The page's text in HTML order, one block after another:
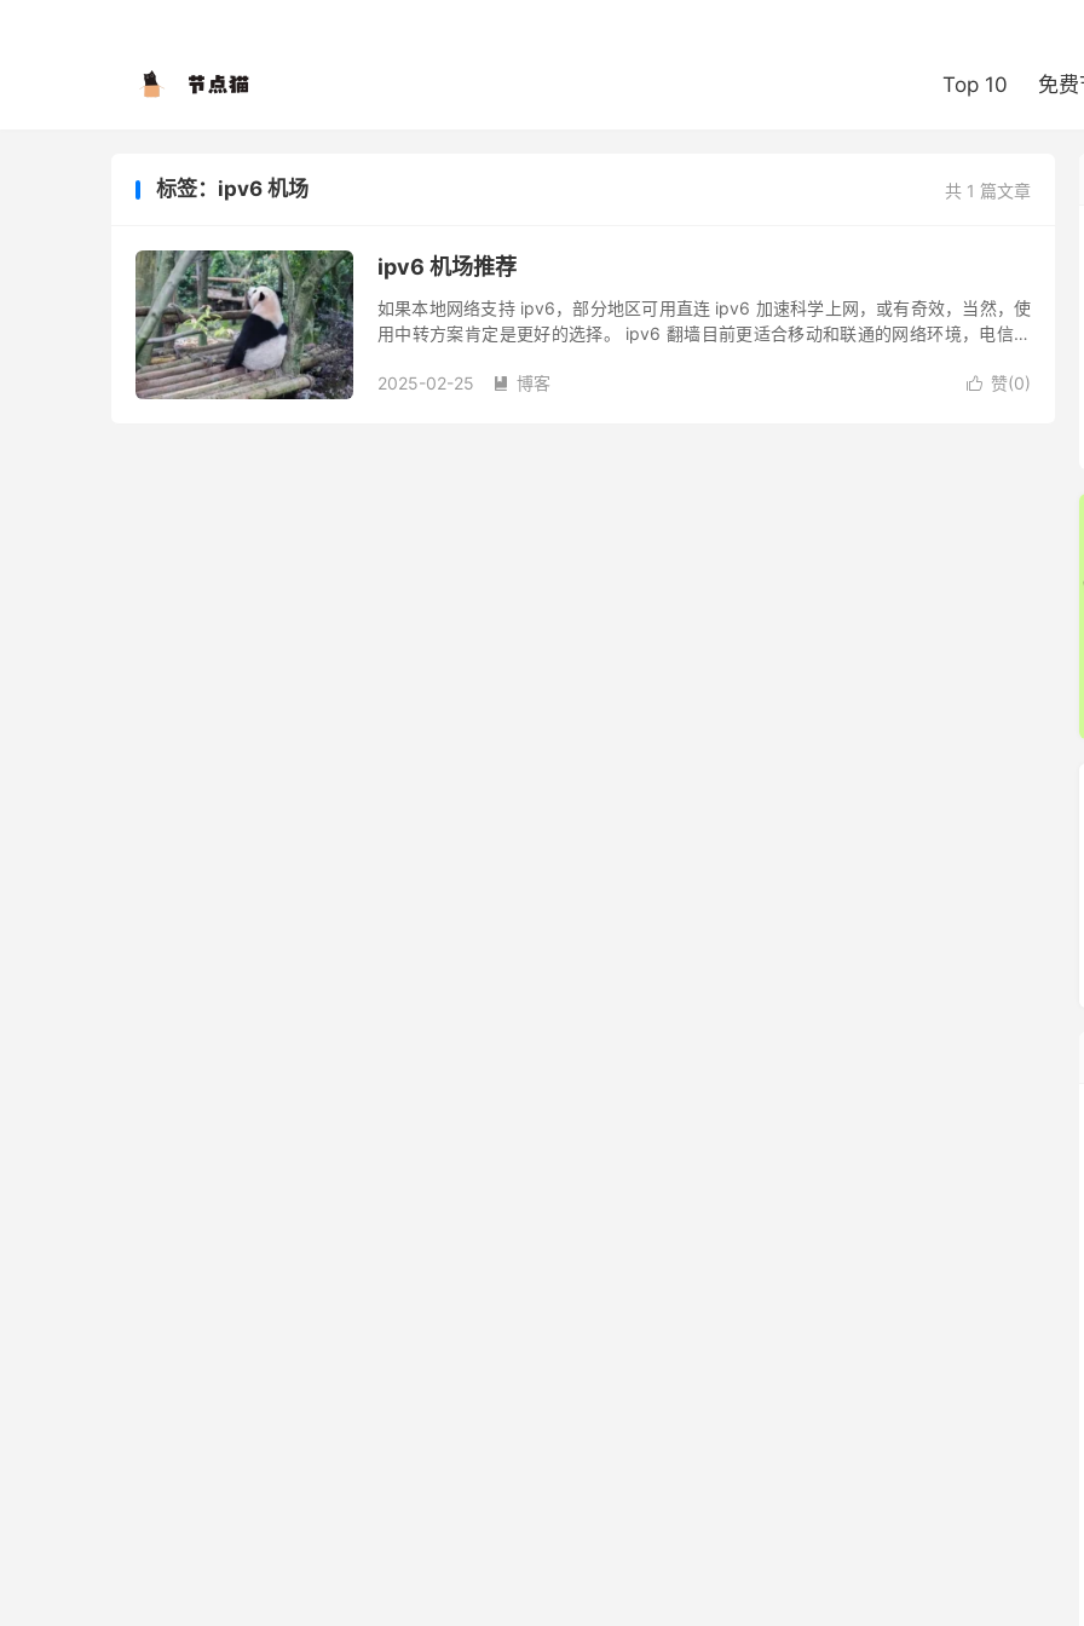
Top 10 免
共 1 篇文章
标签：ipv6 机场
ipv6 机场推荐
如果本地网络支持 ipv6，部分地区可用直连 ipv6 加速科学上网，或有奇效，当然，使
用中转方案肯定是更好的选择。 ipv6 翻墙目前更适合移动和联通的网络环境，电信用
 赞(0)
2025-02-25  博客